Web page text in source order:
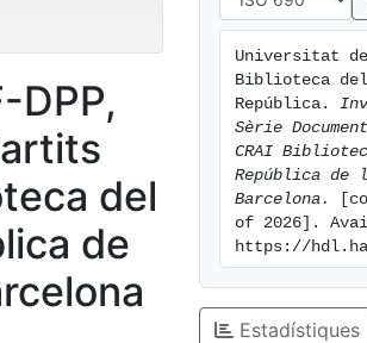
DPP,
del
de
Universitat de
Biblioteca
República.
Sèrie
CRAI
República de
Barcelona.
of 2026].
https://
Estadístiques